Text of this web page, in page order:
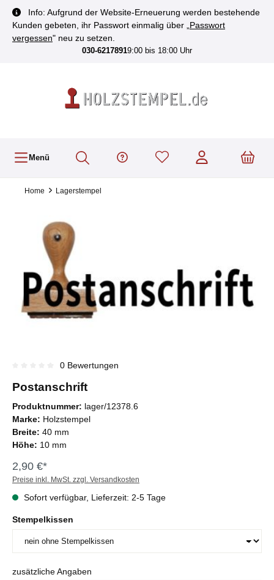
springen
Info: Aufgrund der Website-Erneuerung werden bestehende
Kunden gebeten, ihr Passwort einmalig über „ Passwort
vergessen" neu zu setzen.
030-62178919:00 bis 18:00 Uhr
Menü
Home Lagerstempel
0 Bewertungen
Postanschrift
Produktnummer: lager/12378.6
Marke: Holzstempel
Breite: 40 mm
Höhe: 10 mm
2,90 €*
Preise inkl. MwSt. zzgl. Versandkosten
Sofort verfügbar, Lieferzeit: 2-5 Tage
Stempelkissen
zusätzliche Angaben